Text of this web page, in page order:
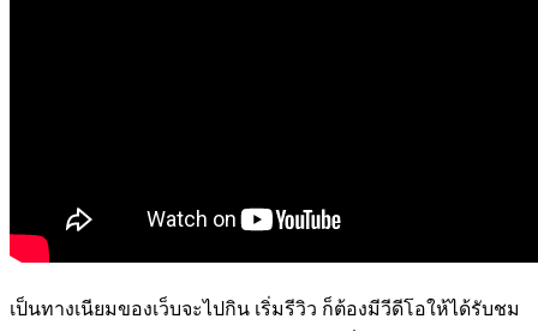
เป็นทางเนียมของเว็บจะไปกิน เริ่มรีวิว ก็ต้องมีวีดีโอให้ได้รับชม